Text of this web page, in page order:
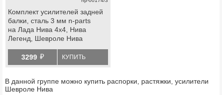
Комплект усилителей задней
балки, сталь 3 мм n-parts
на Лада Нива 4x4, Нива
Легенд, Шевроле Нива
3299 й КУПИТЬ
В данной группе можно купить распорки, растяжки, усилители
Шевроле Нива